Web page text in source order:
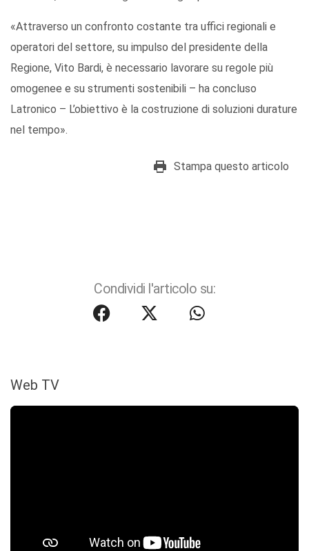
«Attraverso un confronto costante tra uffici regionali e
operatori del settore, su impulso del presidente della
Regione, Vito Bardi, è necessario lavorare su regole più
omogenee e su strumenti sostenibili – ha concluso
Latronico – L’obiettivo è la costruzione di soluzioni durature
nel tempo».
Stampa questo articolo
Condividi l'articolo su:
Web TV